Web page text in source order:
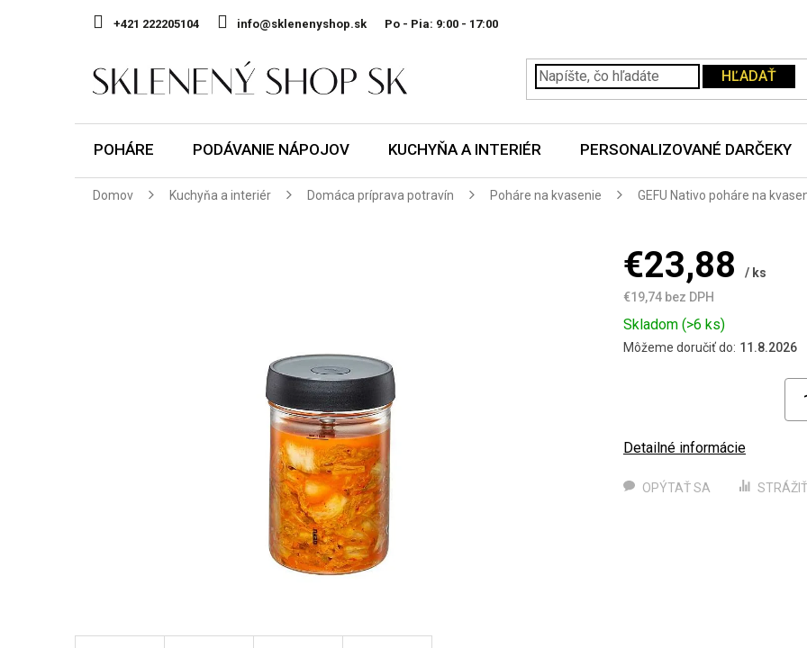
+421 222205104 info@sklenenyshop.sk Po - Pia:
HĽADAŤ
POHÁRE PODÁVANIE NÁPOJOV KUCHYŇA A INTERIÉR PERSONALIZOVANÉ DARČEKY
Domov Kuchyňa a interiér Domáca príprava potravín Poháre na kvasenie GEFU Nativo poháre na
€23,88
/ ks
€19,74 bez DPH
Jednotková
cena:
Skladom (>6 ks)
Môžeme doručiť do: 11.8.2026
Detailné informácie
OPÝTAŤ SA